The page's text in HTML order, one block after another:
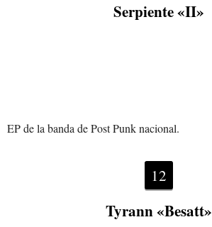
Serpiente «II»
EP de la banda de Post Punk nacional.
12
Tyrann «Besatt»